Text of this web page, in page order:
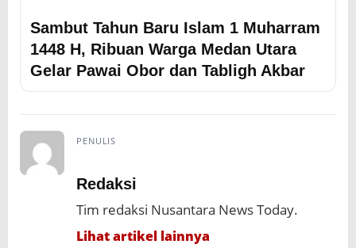
Sambut Tahun Baru Islam 1 Muharram
1448 H, Ribuan Warga Medan Utara
Gelar Pawai Obor dan Tabligh Akbar
PENULIS
Redaksi
Tim redaksi Nusantara News Today.
Lihat artikel lainnya